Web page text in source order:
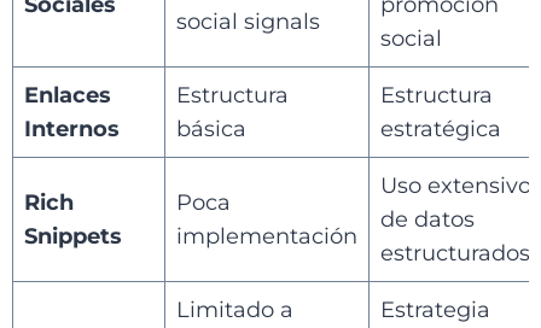
social signals
social
Enlaces
Internos
Estructura
básica
Estructura
estratégica
Rich
Snippets
Poca
implementación
Uso extensivo
de datos
estructurados
Limitado a
Estrategia